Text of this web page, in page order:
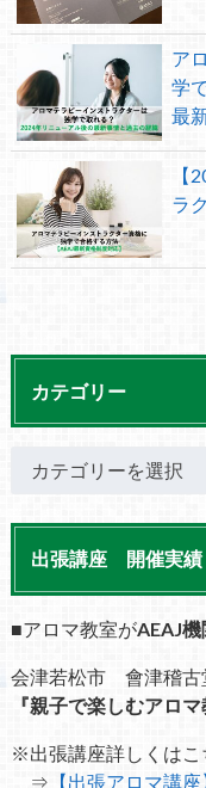
ア
学
最
【
ラ
カテゴリー
出張講座 開催実績
■アロマ教室がAEAJ
会津若松市 會津稽古
『親子で楽しむアロマ
※出張講座詳しくはこ
⇒ 【出張アロマ講座